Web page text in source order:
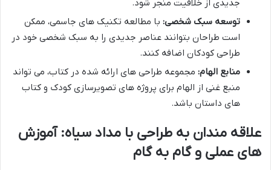
جدیدی از خلاقیت منجر شود.
توسعه سبک شخصی: با مطالعه تکنیک های جاسمی، ممکن
است طراحان بتوانند عناصر جدیدی را به سبک شخصی خود در
طراحی کودکان اضافه کنند.
منابع الهام: مجموعه طراحی های ارائه شده در کتاب، می تواند
منبع غنی از الهام برای پروژه های تصویرسازی کودک و کتاب
های داستان باشد.
علاقه مندان به طراحی با مداد سیاه: آموزش
های عملی و گام به گام